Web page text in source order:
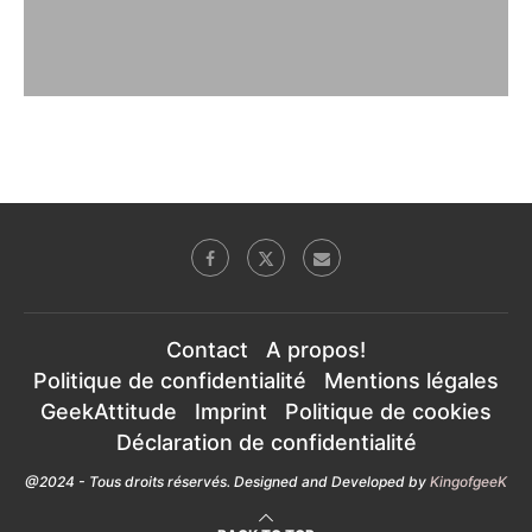
Contact
A propos!
Politique de confidentialité
Mentions légales
GeekAttitude
Imprint
Politique de cookies
Déclaration de confidentialité
@2024 - Tous droits réservés. Designed and Developed by KingofgeeK